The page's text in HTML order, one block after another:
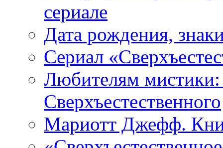
сериале
Дата рождения,
Сериал
Любителям
Сверхъестественного
Мариотт Джефф.